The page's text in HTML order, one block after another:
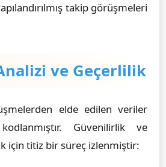
takip görüşmeleri
ve Geçerlilik
elde edilen veriler
Güvenilirlik ve
için titiz bir süreç izlenmiştir: